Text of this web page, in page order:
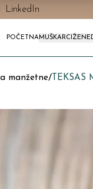
LinkedIn
POČETNAMUŠKARCI ŽENE
manžetne/ TEKSAS